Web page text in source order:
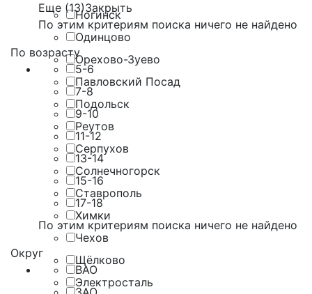
Ногинск
Одинцово
Орехово-Зуево
Павловский Посад
Подольск
Реутов
Серпухов
Солнечногорск
Ставрополь
Химки
Чехов
Щёлково
Электросталь
Еще (13)Закрыть
По этим критериям поиска ничего не найдено
По возрасту
5-6
7-8
9-10
11-12
13-14
15-16
17-18
По этим критериям поиска ничего не найдено
Округ
ВАО